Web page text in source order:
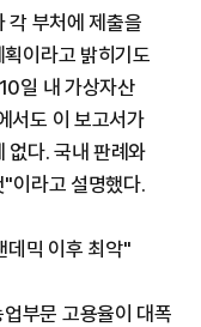
각 부처에 제출을
이라고 밝히기도
일 내 가상자산
서도 이 보고서가
없다. 국내 판례와
이라고 설명했다.
믹 이후 최악"
부문 고용율이 대폭